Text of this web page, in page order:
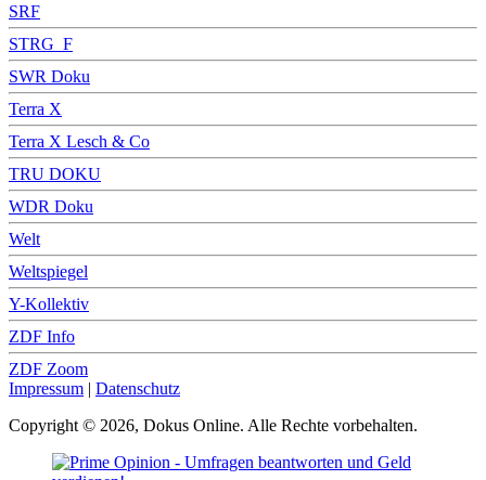
SRF
STRG_F
SWR Doku
Terra X
Terra X Lesch & Co
TRU DOKU
WDR Doku
Welt
Weltspiegel
Y-Kollektiv
ZDF Info
ZDF Zoom
Impressum | Datenschutz
Copyright © 2026, Dokus Online. Alle Rechte vorbehalten.